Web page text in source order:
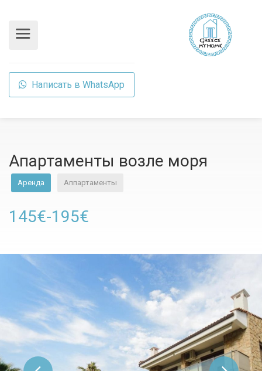
Написать в WhatsApp
Апартаменты возле моря
Аренда Аппартаменты
145€-195€